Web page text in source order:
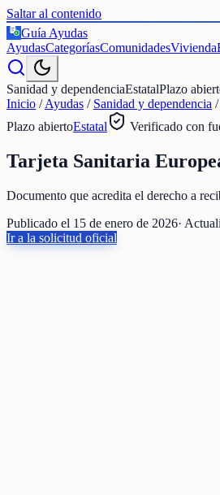
Saltar al contenido
€
Guía Ayudas
AyudasCategoríasComunidadesVivienda
Sanidad y dependenciaEstatalPlazo
Inicio /Ayudas / Sanidad y dependencia /
Plazo abiertoEstatal Verificado con
Tarjeta Sanitaria
Documento que acredita el derecho a
Publicado el 15 de enero de 2026·
Ir a la solicitud oficial